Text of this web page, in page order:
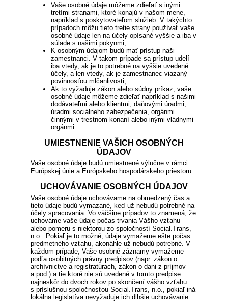
Vaše osobné údaje môžeme zdieľať s inými
tretími stranami, ktoré konajú v našom mene,
napríklad s poskytovateľom služieb. V takýchto
prípadoch môžu tieto tretie strany používať vaše
osobné údaje len na účely opísané vyššie a iba v
súlade s našimi pokynmi;
K osobným údajom budú mať prístup naši
zamestnanci. V takom prípade sa prístup udelí
iba vtedy, ak je to potrebné na vyššie uvedené
účely, a len vtedy, ak je zamestnanec viazaný
povinnosťou mlčanlivosti;
Ak to vyžaduje zákon alebo súdny príkaz, vaše
osobné údaje môžeme zdieľať napríklad s našimi
dodávateľmi alebo klientmi, daňovými úradmi,
úradmi sociálneho zabezpečenia, orgánmi
činnými v trestnom konaní alebo inými vládnymi
orgánmi.
UMIESTNENIE VAŠICH OSOBNÝCH
ÚDAJOV
Vaše osobné údaje budú umiestnené výlučne v rámci
Európskej únie a Európskeho hospodárskeho priestoru.
UCHOVÁVANIE OSOBNÝCH ÚDAJOV
Vaše osobné údaje uchovávame na obmedzený čas a
tieto údaje budú vymazané, keď už nebudú potrebné na
účely spracovania. Vo väčšine prípadov to znamená, že
uchováme vaše údaje počas trvania Vášho vzťahu
alebo pomeru s niektorou zo spoločností Social.Trans,
n.o.. Pokiaľ je to možné, údaje vymažeme ešte počas
predmetného vzťahu, akonáhle už nebudú potrebné. V
každom prípade, Vaše osobné záznamy vymažeme
podľa osobitných právny predpisov (napr. zákon o
archívnictve a registratúrach, zákon o dani z príjmov
a pod.) a tie ktoré nie sú uvedené v tomto predpise
najneskôr do dvoch rokov po skončení vášho vzťahu
s príslušnou spoločnosťou Social.Trans, n.o., pokiaľ iná
lokálna legislatíva nevyžaduje ich dlhšie uchovávanie.